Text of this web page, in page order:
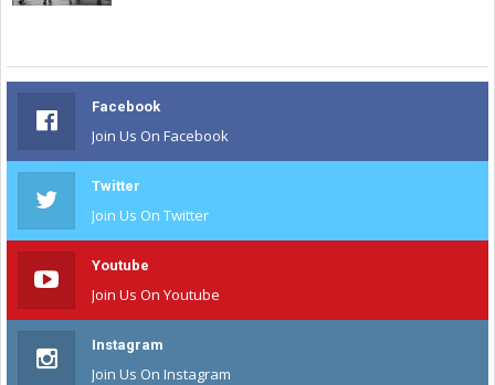
Facebook
Join Us On Facebook
Twitter
Join Us On Twitter
Youtube
Join Us On Youtube
Instagram
Join Us On Instagram